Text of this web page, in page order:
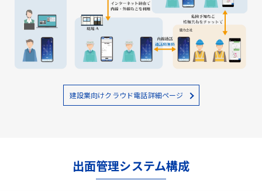
建設業向けクラウド電話詳細ページ
出面管理システム構成